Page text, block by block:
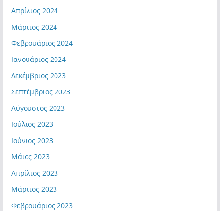
Απρίλιος 2024
Μάρτιος 2024
Φεβρουάριος 2024
Ιανουάριος 2024
Δεκέμβριος 2023
Σεπτέμβριος 2023
Αύγουστος 2023
Ιούλιος 2023
Ιούνιος 2023
Μάιος 2023
Απρίλιος 2023
Μάρτιος 2023
Φεβρουάριος 2023